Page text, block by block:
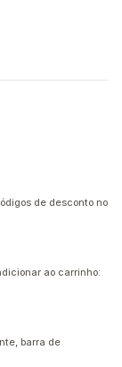
de desconto no
ao carrinho:
barra de